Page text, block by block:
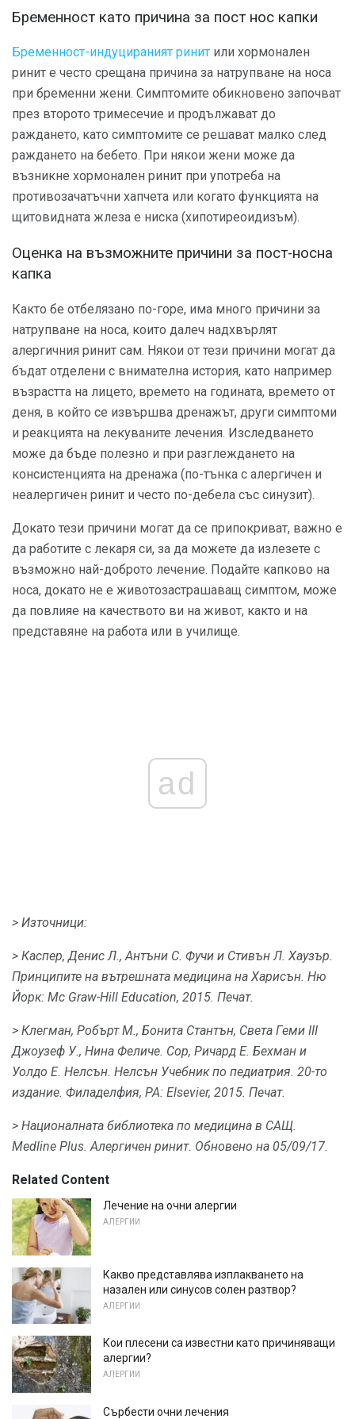
Бременност като причина за пост нос капки
Бременност-индуцираният ринит или хормонален
ринит е често срещана причина за натрупване на носа
при бременни жени. Симптомите обикновено започват
през второто тримесечие и продължават до
раждането, като симптомите се решават малко след
раждането на бебето. При някои жени може да
възникне хормонален ринит при употреба на
противозачатъчни хапчета или когато функцията на
щитовидната жлеза е ниска (хипотиреоидизъм).
Оценка на възможните причини за пост-носна
капка
Както бе отбелязано по-горе, има много причини за
натрупване на носа, които далеч надхвърлят
алергичния ринит сам. Някои от тези причини могат да
бъдат отделени с внимателна история, като например
възрастта на лицето, времето на годината, времето от
деня, в който се извършва дренажът, други симптоми
и реакцията на лекуваните лечения. Изследването
може да бъде полезно и при разглеждането на
консистенцията на дренажа (по-тънка с алергичен и
неалергичен ринит и често по-дебела със синузит).
Докато тези причини могат да се припокриват, важно е
да работите с лекаря си, за да можете да излезете с
възможно най-доброто лечение. Подайте капково на
носа, докато не е животозастрашаващ симптом, може
да повлияе на качеството ви на живот, както и на
представяне на работа или в училище.
ad
> Източници:
> Каспер, Денис Л., Антъни С. Фучи и Стивън Л. Хаузър.
Принципите на вътрешната медицина на Харисън. Ню
Йорк: Mc Graw-Hill Education, 2015. Печат.
> Клегман, Робърт М., Бонита Стантън, Света Геми III
Джоузеф У., Нина Феличе. Сор, Ричард Е. Бехман и
Уолдо Е. Нелсън. Нелсън Учебник по педиатрия. 20-то
издание. Филаделфия, PA: Elsevier, 2015. Печат.
> Националната библиотека по медицина в САЩ.
Medline Plus. Алергичен ринит. Обновено на 05/09/17.
Related Content
Лечение на очни алергии
АЛЕРГИИ
Какво представлява изплакването на
назален или синусов солен разтвор?
АЛЕРГИИ
Кои плесени са известни като причиняващи
алергии?
АЛЕРГИИ
Сърбести очни лечения